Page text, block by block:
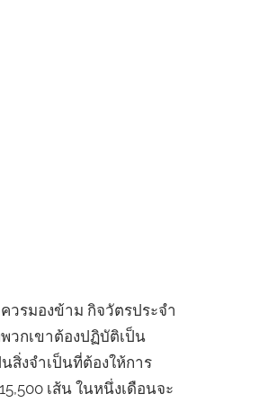
วรมองข้าม กิจวัตรประจำ
วกเขาต้องปฏิบัติเป็น
สิ่งจำเป็นที่ต้องให้การ
เส้น ในหนึ่งเดือนจะ